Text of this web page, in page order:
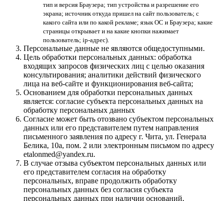
тип и версия Браузера; тип устройства и разрешение его
экрана; источник откуда пришел на сайт пользователь; с
какого сайта или по какой рекламе; язык ОС и Браузера; какие
страницы открывает и на какие кнопки нажимает
пользователь; ip-адрес).
Персональные данные не являются общедоступными.
Цель обработки персональных данных: обработка
входящих запросов физических лиц с целью оказания
консультирования; аналитики действий физического
лица на веб-сайте и функционирования веб-сайта;
Основанием для обработки персональных данных
является: согласие субъекта персональных данных на
обработку персональных данных
Согласие может быть отозвано субъектом персональных
данных или его представителем путем направления
письменного заявления по адресу г. Чита, ул. Генерала
Белика, 10а, пом. 2 или электронным письмом по адресу
etalonmed@yandex.ru.
В случае отзыва субъектом персональных данных или
его представителем согласия на обработку
персональных, вправе продолжить обработку
персональных данных без согласия субъекта
персональных данных при наличии оснований,